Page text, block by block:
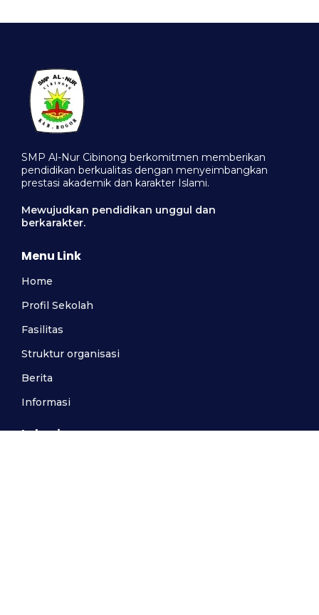
SMP Al-Nur Cibinong berkomitmen memberikan
pendidikan berkualitas dengan menyeimbangkan
prestasi akademik dan karakter Islami.
Mewujudkan pendidikan unggul dan
berkarakter.
Menu Link
Home
Profil Sekolah
Fasilitas
Struktur organisasi
Berita
Informasi
Lokasi